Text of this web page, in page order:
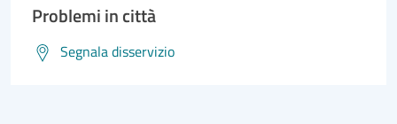
Problemi in città
Segnala disservizio